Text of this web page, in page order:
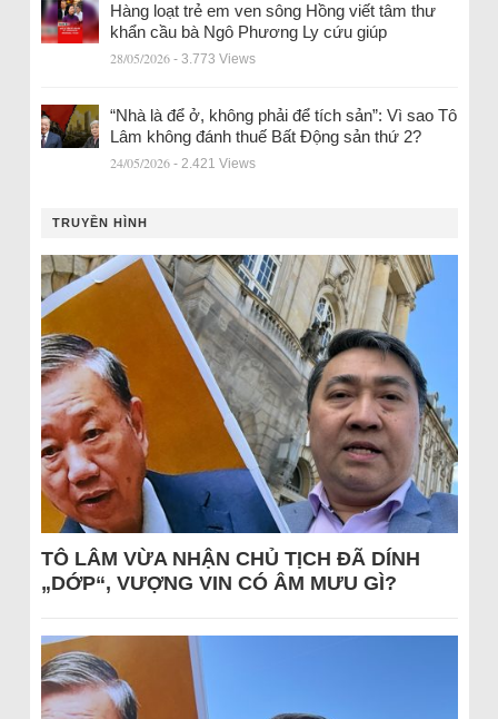
Hàng loạt trẻ em ven sông Hồng viết tâm thư
khẩn cầu bà Ngô Phương Ly cứu giúp
28/05/2026 - 3.773 Views
“Nhà là để ở, không phải để tích sản”: Vì sao Tô
Lâm không đánh thuế Bất Động sản thứ 2?
24/05/2026 - 2.421 Views
TRUYỀN HÌNH
TÔ LÂM VỪA NHẬN CHỦ TỊCH ĐÃ DÍNH
„DỚP“, VƯỢNG VIN CÓ ÂM MƯU GÌ?